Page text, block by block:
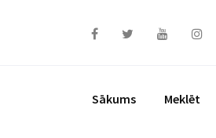
Sākums Meklēt